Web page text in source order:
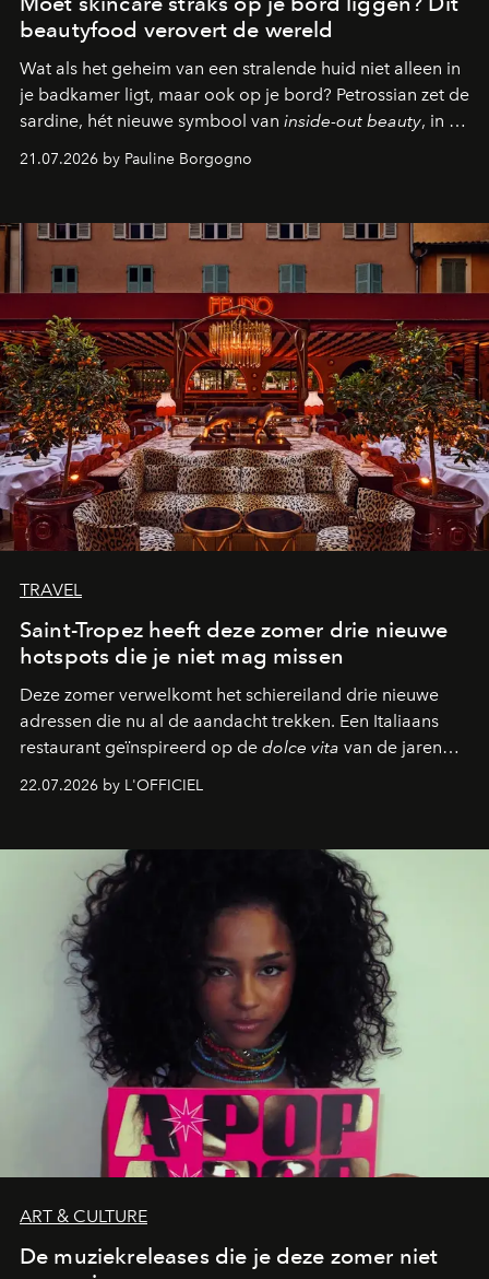
beautyfood verovert de wereld
Wat als het geheim van een stralende huid niet alleen in
je badkamer ligt, maar ook op je bord? Petrossian zet de
sardine, hét nieuwe symbool van inside-out beauty, in de
kijker met twee gastronomische creaties.
21.07.2026 by Pauline Borgogno
TRAVEL
Saint-Tropez heeft deze zomer drie nieuwe
hotspots die je niet mag missen
Deze zomer verwelkomt het schiereiland drie nieuwe
adressen die nu al de aandacht trekken. Een Italiaans
restaurant geïnspireerd op de dolce vita van de jaren
zestig, een Japanse hotspot die na zonsondergang
verandert in een bruisende ontmoetingsplek en de
neerstrijkt in Saint-Tropez. Dit zijn de nieuwe adressen
die deze zomer de toon zetten, van lange lunches tot
zwoele nachten.
22.07.2026 by L'OFFICIEL
ART & CULTURE
De muziekreleases die je deze zomer niet